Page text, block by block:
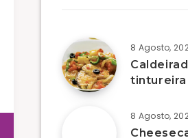
8 Agosto,
tintureira
8 Agosto,